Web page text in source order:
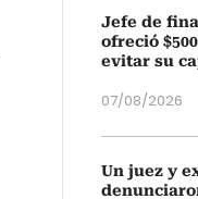
Jefe de
ofreció
evitar su
07/08/2026
Un juez y